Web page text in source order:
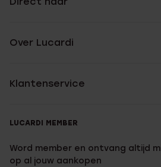
Over Lucardi
Klantenservice
LUCARDI MEMBER
Word member en ontvang altijd
op al jouw aankopen